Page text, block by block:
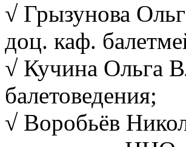
√ Грызунова
доц. каф.
√ Кучина Ольга
балетоведения;
√ Воробьёв